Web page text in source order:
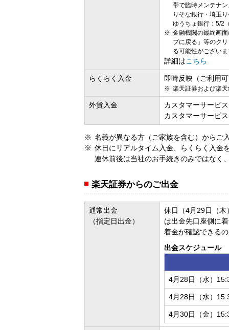
帯で臨時メンテナ
りそな銀行・埼玉
ゆうちょ銀行：5/2
金融機関の最終画
プに戻る」等のク
る可能性がござい
詳細はこちら
らくらく入金 即時反映（ご利用
楽天証券および楽
外貨入金
カスタマーサービ
カスタマーサービ
名義が異なる方（ご家族を含む）からご
休日にリアルタイム入金、らくらく入金
連休前後は当社のお手続きのみではなく
楽天証券からのご出金
通常出金
（指定日出金）
休日（4月29日（木
は出金先口座側に
着金が確認できる
出金スケジュール
4月28日（水）
4月28日（水）
4月30日（金）